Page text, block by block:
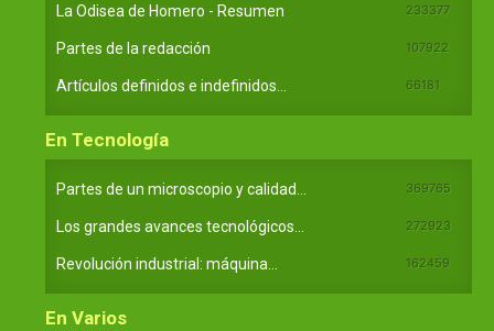
La Odisea de Homero - Resumen 233377
Partes de la redacción 107922
Artículos definidos e indefinidos... 66181
En Tecnología
Partes de un microscopio y calidad... 369765
Los grandes avances tecnológicos... 272923
Revolución industrial: máquina... 162459
En Varios